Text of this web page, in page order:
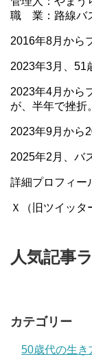
職 業：路線バ
2016年8月から
2023年3月、51
2023年4月から
が、半年で挫折。
2023年9月から
2025年2月、バ
詳細プロフィー
Ｘ（旧ツイッタ
人気記事
カテゴリー
50歳代の生き